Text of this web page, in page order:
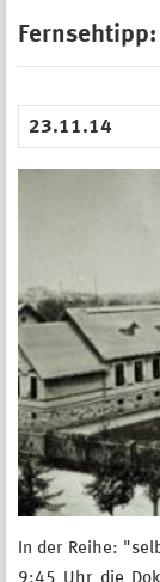
23.11.14
In der Reihe: